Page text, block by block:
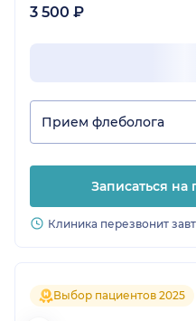
3 500 ₽
Прием флеболога
Записаться на
Клиника перезвонит
Выбор пациентов 2025